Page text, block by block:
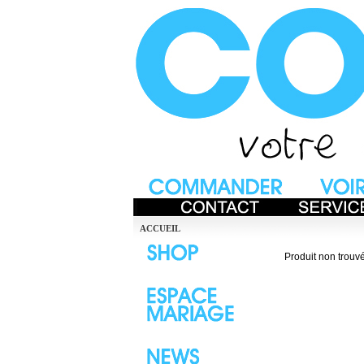
ACCUEIL
Produit non